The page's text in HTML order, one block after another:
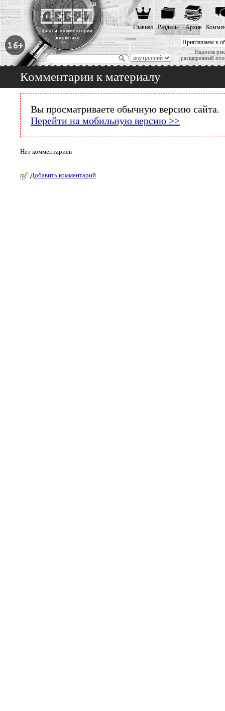
Приглашаем к
Надоела
расширенный
Главная Разделы Архив
Комментарии к материалу
Вы просматриваете обычную версию сайта.
Перейти на мобильную версию >>
Нет комментариев
Добавить комментарий